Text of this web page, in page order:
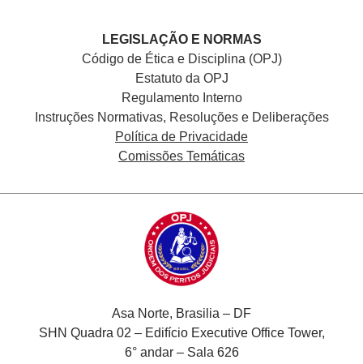
LEGISLAÇÃO E NORMAS
Código de Ética e Disciplina (OPJ)
Estatuto da OPJ
Regulamento Interno
Instruções Normativas, Resoluções e Deliberações
Política de Privacidade
Comissões Temáticas
Asa Norte, Brasilia – DF
SHN Quadra 02 – Edifício Executive Office Tower,
6° andar – Sala 626